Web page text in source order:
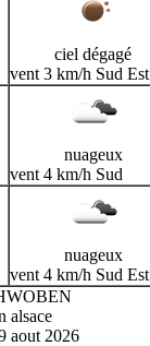
ciel dégagé
vent 3 km/h Sud Est
nuageux
vent 4 km/h Sud
nuageux
vent 4 km/h Sud Est
alsace
aout 2026